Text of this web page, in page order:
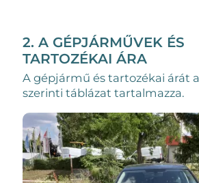
2. A GÉPJÁRMŰVEK ÉS
TARTOZÉKAI ÁRA
A gépjármű és tartozékai árát
szerinti táblázat tartalmazza.